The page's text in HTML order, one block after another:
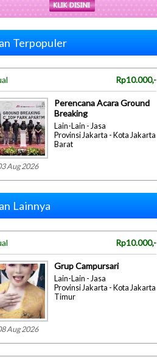
Terpopuler
Rp10.000,-
Aug 2026
Perencana Acara Ground
Breaking
Lain-Lain - Jasa
Provinsi Jakarta - Kota Jakarta
Barat
Lainnya
Rp10.000,-
Aug 2026
Grup Campursari
Lain-Lain - Jasa
Provinsi Jakarta - Kota Jakarta
Timur